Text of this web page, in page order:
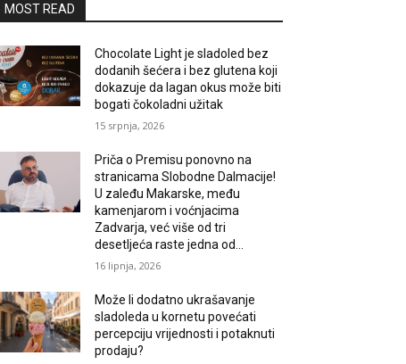
MOST READ
Chocolate Light je sladoled bez
dodanih šećera i bez glutena koji
dokazuje da lagan okus može biti
bogati čokoladni užitak
15 srpnja, 2026
Priča o Premisu ponovno na
stranicama Slobodne Dalmacije!
U zaleđu Makarske, među
kamenjarom i voćnjacima
Zadvarja, već više od tri
desetljeća raste jedna od...
16 lipnja, 2026
Može li dodatno ukrašavanje
sladoleda u kornetu povećati
percepciju vrijednosti i potaknuti
prodaju?